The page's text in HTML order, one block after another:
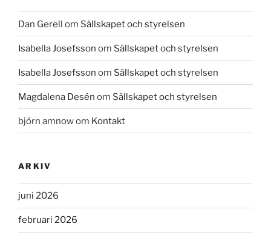
Dan Gerell om Sällskapet och styrelsen
Isabella Josefsson om Sällskapet och styrelsen
Isabella Josefsson om Sällskapet och styrelsen
Magdalena Desén om Sällskapet och styrelsen
björn amnowom Kontakt
ARKIV
juni 2026
februari 2026